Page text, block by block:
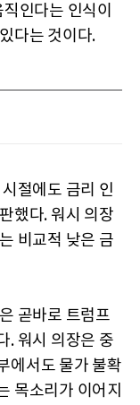
인다는 인식이
다는 것이다.
절에도 금리 인
했다. 워시 의장
비교적 낮은 금
곧바로 트럼프
. 워시 의장은 중
에서도 물가 불확
목소리가 이어지